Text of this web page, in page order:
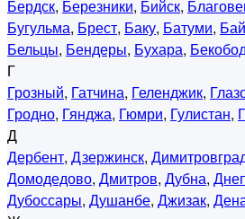
Бердск, Березники, Бийск,
Бугульма, Брест, Баку, Батуми,
Бельцы, Бендеры, Бухара,
Г
Грозный, Гатчина, Геленджик,
Гродно, Гянджа, Гюмри, Гулистан,
Д
Дербент, Дзержинск,
Домодедово, Дмитров, Дубна,
Дубоссары, Душанбе, Джизак,